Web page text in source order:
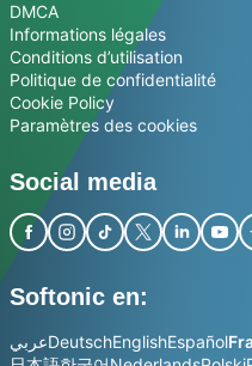
DMCA
Informations légales
Conditions d’utilisation
Politique de confidentialité
Cookie Policy
Paramètres des cookies
Social media
Softonic en:
عربيDeutschEnglishEspañol